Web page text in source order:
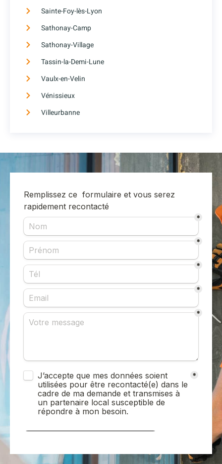
Sainte-Foy-lès-Lyon
Sathonay-Camp
Sathonay-Village
Tassin-la-Demi-Lune
Vaulx-en-Velin
Vénissieux
Villeurbanne